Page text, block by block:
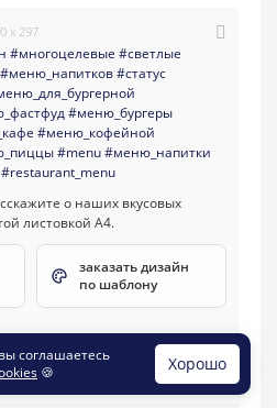
x 297
#многоцелевые #светлые
#меню_напитков#статус
#меню_бургеры
#меню_кофейной
#menu#меню_напитки
#restaurant_menu
заказать дизайн
по шаблону
соглашаетесь
🍪 Хорошо